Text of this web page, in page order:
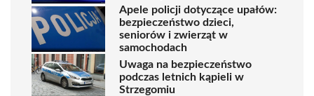
Apele policji dotyczące upałów:
bezpieczeństwo dzieci,
seniorów i zwierząt w
samochodach
Uwaga na bezpieczeństwo
podczas letnich kąpieli w
Strzegomiu